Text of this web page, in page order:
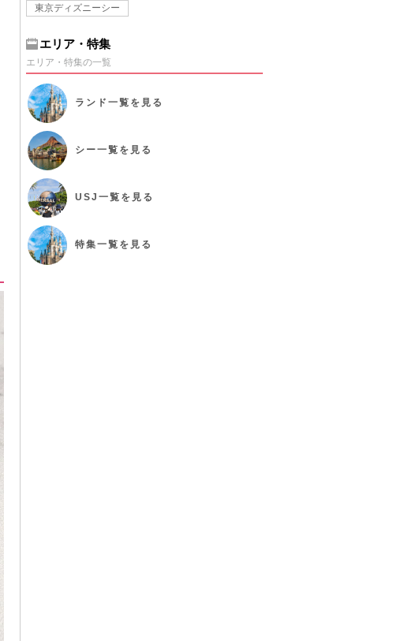
東京ディズニーシー
エリア・特集
エリア・特集の一覧
ランド 一覧を見る
シー一覧を見る
USJ 一覧を見る
特集一覧を見る